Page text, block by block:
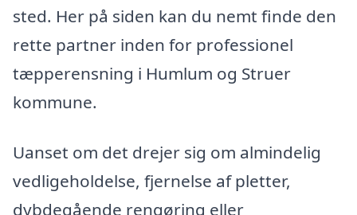
sted. Her på siden kan du nemt finde den
rette partner inden for professionel
tæpperensning i Humlum og Struer
kommune.
Uanset om det drejer sig om almindelig
vedligeholdelse, fjernelse af pletter,
dybdegående rengøring eller